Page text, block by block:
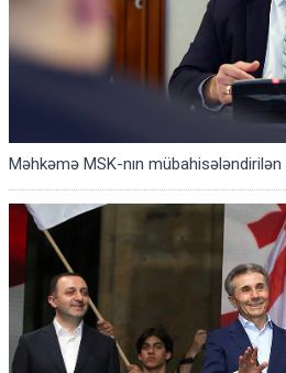
Məhkəmə MSK-nın mübahisələndirilən